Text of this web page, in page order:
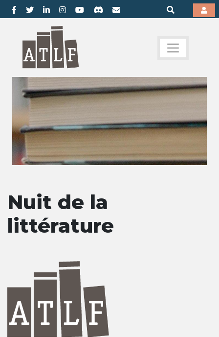
Nuit de la
littérature